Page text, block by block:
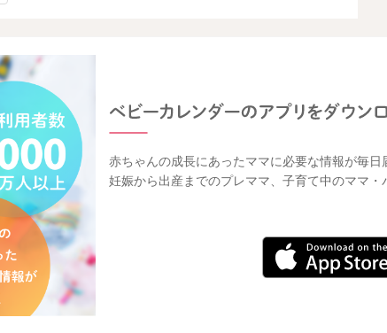
赤ちゃんの成長にあったママに必要な情報が毎日
妊娠から出産までのプレママ、子育て中のママ・